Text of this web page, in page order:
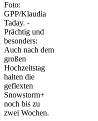
Foto:
GPP/Klaudia
Taday. -
Prächtig und
besonders:
Auch nach dem
großen
Hochzeitstag
halten die
geflexten
Snowstorm+
noch bis zu
zwei Wochen.